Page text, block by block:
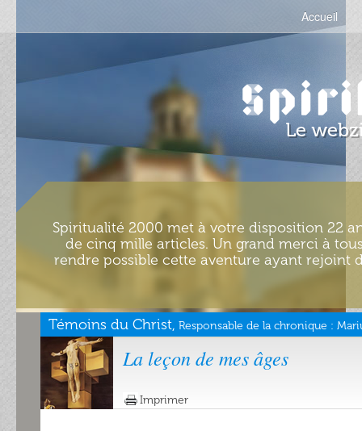
Accueil
Spiritualité 2000 met à votre disposition 22
de cinq mille articles. Un grand merci à
rendre possible cette aventure ayant rejoint
Témoins du Christ, Responsable de la chronique :
La leçon de mes âges
Imprimer